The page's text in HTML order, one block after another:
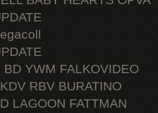
YWM FALKOVIDEO
RBV BURATINO
LAGOON FATTMAN